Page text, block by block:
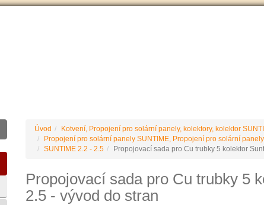
Úvod
Kotvení, Propojení pro solární panely, kolektory, kolektor
Propojení pro solární panely SUNTIME, Propojení pro solární
SUNTIME 2.2 - 2.5
Propojovací sada pro Cu trubky 5 kolektor
Propojovací sada pro Cu trubky 5
2.5 - vývod do stran